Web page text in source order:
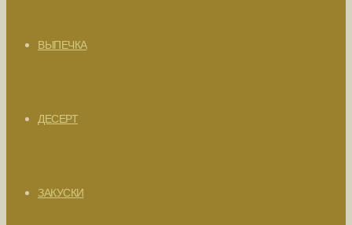
ВЫПЕЧКА
ДЕСЕРТ
ЗАКУСКИ